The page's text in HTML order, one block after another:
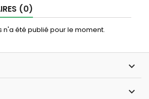
(0)
n'a été publié pour le moment.

